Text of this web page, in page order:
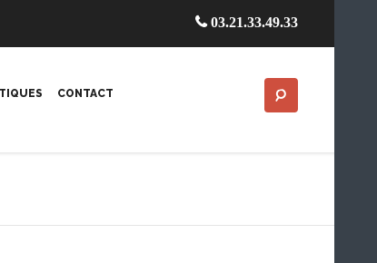
03.21.33.49.33
CONTACT